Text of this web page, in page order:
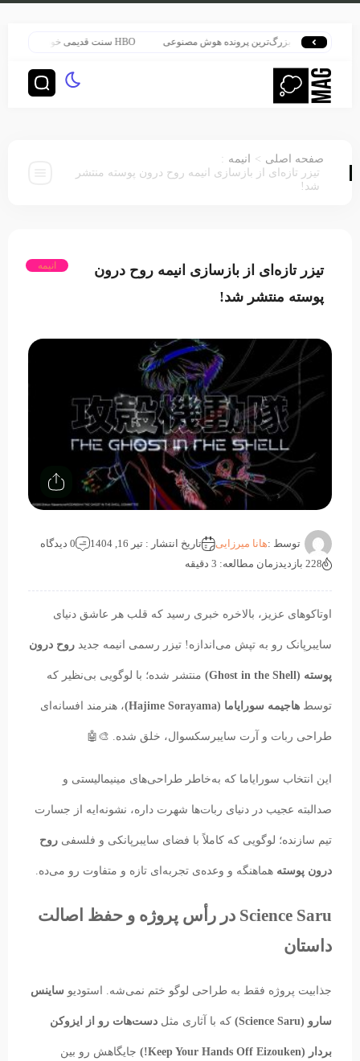
در قلب بزرگ‌ترین پرونده هوش مصنوعی
صفحه اصلی > انیمه :
تیزر تازه‌ای از بازسازی انیمه روح درون پوسته منتشر
شد!
تیزر تازه‌ای از بازسازی انیمه روح درون
پوسته منتشر شد!
انیمه
توسط :هانا میرزایی تاریخ انتشار : تیر 16, 1404
0 دیدگاه
228 بازدید
زمان مطالعه: 3 دقیقه
اوتاکوهای عزیز، بالاخره خبری رسید که قلب هر عاشق دنیای
سایبرپانک رو به تپش می‌اندازه! تیزر رسمی انیمه جدید روح درون
پوسته (Ghost in the Shell) منتشر شده؛ با لوگویی بی‌نظیر که
توسط هاجیمه سورایاما (Hajime Sorayama) ، هنرمند افسانه‌ای
طراحی ربات و آرت سایبرسکسوال، خلق شده. 🎨🤖
این انتخاب سورایاما که به‌خاطر طراحی‌های مینیمالیستی و
صدالبته عجیب در دنیای ربات‌ها شهرت داره، نشونه‌ایه از جسارت
تیم سازنده؛ لوگویی که کاملاً با فضای سایبرپانکی و فلسفی روح
درون پوسته هماهنگه و وعده‌ی تجربه‌ای تازه و متفاوت رو می‌ده.
Science Saru در رأس پروژه و حفظ اصالت
داستان
جذابیت پروژه فقط به طراحی لوگو ختم نمی‌شه. استودیو ساینس
سارو (Science Saru) که با آثاری مثل دست‌هات رو از ایزوکن
بردار (Keep Your Hands Off Eizouken!) جایگاهش رو بین